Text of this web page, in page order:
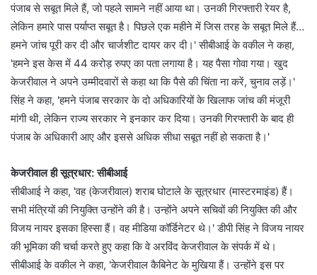
पंजाब से सबूत मिले हैं, जो पहले सामने नहीं आया था। उनकी गिरफ्तारी रेयर है,
लेकिन हमारे पास पर्याप्त सबूत है। पिछले एक महीने में जिस तरह के सबूत मिले हैं…
हमने जांच पूरी कर दी और चार्जशीट दायर कर दी।' सीबीआई के वकील ने कहा,
'हमने इस केस में 44 करोड़ रुपए का पता लगाया है। यह पैसा गोवा गया। खुद
केजरीवाल ने अपने उम्मीदवारों से कहा था कि पैसे की चिंता ना करें, चुनाव लड़ें।'
सिंह ने कहा, 'हमने पंजाब सरकार के दो अधिकारियों के खिलाफ जांच की मंजूरी
मांगी थी, लेकिन राज्य सरकार ने इनकार कर दिया। उनकी गिरफ्तारी के बाद ही
पंजाब के अधिकारी आए और इससे अधिक सीधा सबूत नहीं हो सकता है।'
केजरीवाल ही सूत्रधार: सीबीआई
सीबीआई ने कहा, 'वह (केजरीवाल) शराब घोटाले के सूत्रधार (मास्टरमाइंड) हैं।
सभी मंत्रियों की नियुक्ति उन्होंने की है। उन्होंने अपने सचिवों की नियुक्ति की और
विजय नायर इसका हिस्सा हैं। वह मीडिया कॉर्डिनेटर थे।' डीपी सिंह ने विजय नायर
की भूमिका की चर्चा करते हुए कहा कि वे अरविंद केजरीवाल के संपर्क में थे।
सीबीआई के वकील ने कहा, 'केजरीवाल कैबिनेट के मुखिया हैं। उन्होंने इस पर